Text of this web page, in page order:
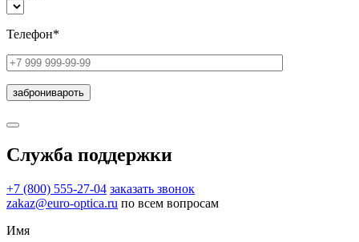
Телефон*
Служба поддержки
+7 (800) 555-27-04 заказать звонок
zakaz@euro-optica.ru по всем вопросам
Имя